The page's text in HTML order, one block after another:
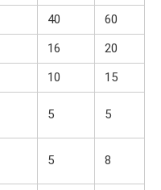
40
60
16
20
10
15
5 5
5 8